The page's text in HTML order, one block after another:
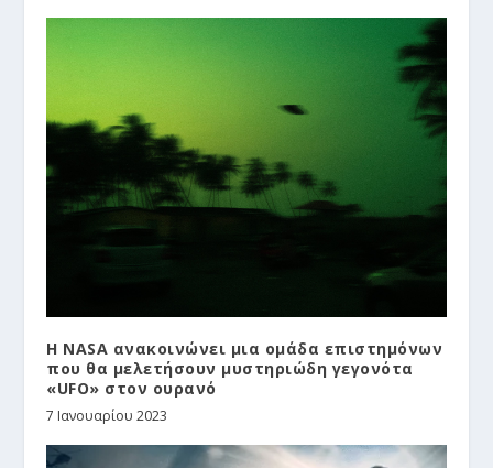
H NASA ανακοινώνει μια ομάδα επιστημόνων
που θα μελετήσουν μυστηριώδη γεγονότα
«UFO» στον ουρανό
7 Ιανουαρίου 2023